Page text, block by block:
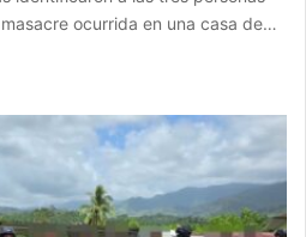
ocurrida en una casa de…